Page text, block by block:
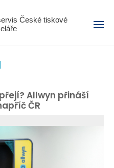
České tiskové
Menu
Allwyn přináší
ČR